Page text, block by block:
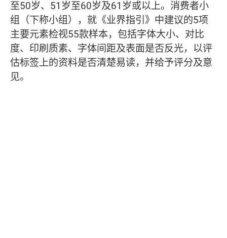
至50岁、51岁至60岁及61岁或以上。消费者小
组（下称小组），就《业界指引》中建议的5项
主要元素检视55款样本，包括字体大小、对比
度、印刷质素、字体间距及表面是否反光，以评
估标签上的资料是否清楚易读，并给予评分及意
见。